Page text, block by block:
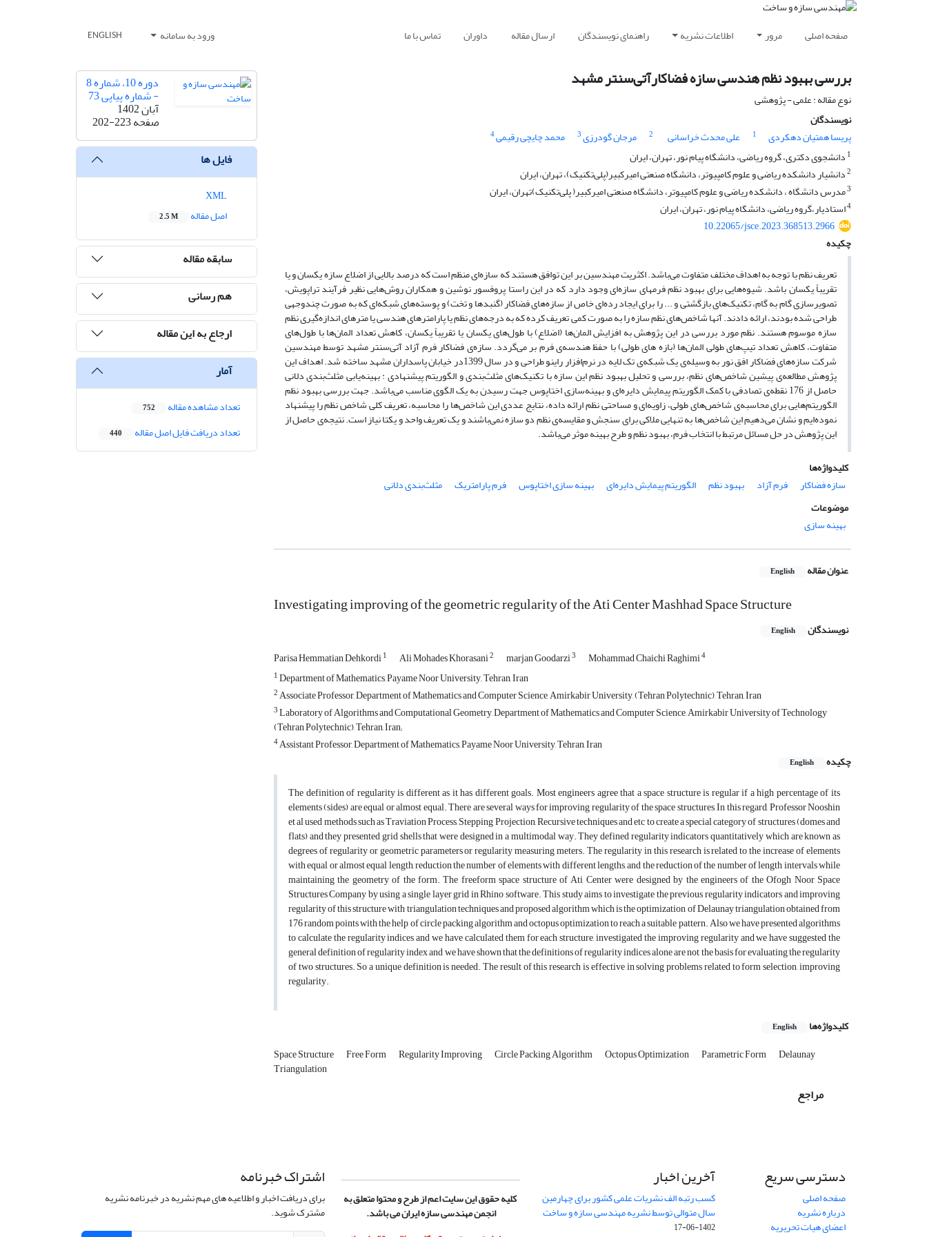
صفحه اصلی مرور اطلاعات نشریه راهنمای نویسندگان ارسال مقاله داوران تماس با ما ورود به سامانه ENGLISH
بررسی بهبود نظم هندسی سازه فضاکارآتی‌سنتر مشهد
نوع مقاله : علمی - پژوهشی
نویسندگان
پریسا همتیان دهکردی
1 علی محدث خراسانی 2 مرجان گودرزی3 محمد چایچی رقیمی4
1 دانشجوی دکتری، گروه ریاضی، دانشگاه پیام نور، تهران، ایران
2دانشیار دانشکده ریاضی و علوم کامپیوتر، دانشگاه صنعتی امیرکبیر(پلی‌تکنیک)، تهران، ایران
3مدرس دانشگاه ، دانشکده ریاضی و علوم کامپیوتر، دانشگاه صنعتی امیرکبیر( پلی‌تکنیک)تهران، ایران
4استادیار،گروه ریاضی، دانشگاه پیام نور، تهران، ایران
10.22065/jsce.2023.368513.2966
چکیده
تعریف نظم با توجه به اهداف مختلف متفاوت می‌باشد. اکثریت مهندسین بر این توافق هستند که سازه‌ای منظم است که درصد بالایی از اضلاع سازه یکسان و یا
تقریباً یکسان باشد. شیوه‌هایی برای بهبود نظم فرمهای سازه‌ای وجود دارد که در این راستا پروفسور نوشین و همکاران روش‌هایی نظیر فرآیند تراپویش،
تصویرسازی گام به گام، تکنیک‌های بازگشتی و ... را برای ایجاد رده‌ای خاص از سازه‌های فضاکار (گنبدها و تخت) و پوسته‌های شبکه‌ای که به صورت چندوجهی
طراحی شده بودند، ارائه دادند. آنها شاخص‌های نظم سازه را به صورت کمی تعریف کرده که به درجه‌های نظم یا پارامترهای هندسی یا مترهای اندازه‌گیری نظم
سازه موسوم هستند. نظم مورد بررسی در این پژوهش به افزایش المان‌ها (اضلاع) با طول‌های یکسان یا تقریباً یکسان، کاهش تعداد المان‌ها با طول‌های
متفاوت، کاهش تعداد تیپ‌های طولی المان‌ها (بازه های طولی) با حفظ هندسه‌ی فرم بر می‌گردد. سازه‌ی فضاکار فرم آزاد آتی‌سنتر مشهد توسط مهندسین
شرکت سازه‌های فضاکار افق نور به وسیله‌ی یک شبکه‌ی تک لایه در نرم‌افزار راینو طراحی و در سال 1399در خیابان پاسداران مشهد ساخته شد. اهداف این
پژوهش مطالعه‌ی پیشین شاخص‌های نظم، بررسی و تحلیل بهبود نظم این سازه با تکنیک‌های مثلث‌بندی و الگوریتم پیشنهادی : بهینه‌یابی مثلث‌بندی دلانی
حاصل از 176 نقطه‌ی تصادفی با کمک الگوریتم پیمایش دایره‌ای و بهینه‌سازی اختاپوس جهت رسیدن به یک الگوی مناسب می‌باشد. جهت بررسی بهبود نظم
الگوریتم‌هایی برای محاسبه‌ی شاخص‌های طولی، زاویه‌ای و مساحتی نظم ارائه داده، نتایج عددی این شاخص‌ها را محاسبه، تعریف کلی شاخص نظم را پیشنهاد
نموده‌ایم و نشان می‌دهیم این شاخص‌ها به تنهایی ملاکی برای سنجش و مقایسه‌ی نظم دو سازه نمی‌باشند و یک تعریف واحد و یکتا نیاز است. نتیجه‌ی حاصل از
این پژوهش در حل مسائل مرتبط با انتخاب فرم، بهبود نظم و طرح بهینه موثر می‌باشد.
کلیدواژه‌ها
سازه فضاکار
فرم آزاد بهبود نظم الگوریتم پیمایش دایره‌ای بهینه سازی اختاپوس فرم پارامتریک
مثلث‌بندی دلانی
موضوعات
بهینه سازی
عنوان مقاله English
Investigating improving of the geometric regularity of the Ati Center Mashhad Space Structure
نویسندگان English
Parisa Hemmatian Dehkordi1 Ali Mohades Khorasani2 marjan Goodarzi3 Mohammad Chaichi Raghimi4
1Department of Mathematics, Payame Noor University,, Tehran, Iran
2Associate Professor, Department of Mathematics and Computer Science, Amirkabir University, (Tehran Polytechnic), Tehran, Iran
3Laboratory of Algorithms and Computational Geometry, Department of Mathematics and Computer Science, Amirkabir University of Technology
(Tehran Polytechnic), Tehran, Iran;
4Assistant Professor, Department of Mathematics, Payame Noor University, Tehran, Iran
چکیده
English
The definition of regularity is different as it has different goals. Most engineers agree that a space structure is regular if a high percentage of its
elements (sides) are equal or almost equal. There are several ways for improving regularity of the space structures, In this regard, Professor Nooshin
et al used methods such as Traviation Process, Stepping Projection, Recursive techniques and etc to create a special category of structures (domes and
flats) and they presented grid shells that were designed in a multimodal way. They defined regularity indicators quantitatively which are known as
degrees of regularity or geometric parameters or regularity measuring meters. The regularity in this research is related to the increase of elements
with equal or almost equal length, reduction the number of elements with different lengths, and the reduction of the number of length intervals while
maintaining the geometry of the form. The freeform space structure of Ati Center were designed by the engineers of the Ofogh Noor Space
Structures Company by using a single layer grid in Rhino software. This study aims to investigate the previous regularity indicators and improving
regularity of this structure with triangulation techniques and proposed algorithm which is the optimization of Delaunay triangulation obtained from
176 random points with the help of circle packing algorithm and octopus optimization to reach a suitable pattern. Also we have presented algorithms
to calculate the regularity indices and we have calculated them for each structure, investigated the improving regularity and we have suggested the
general definition of regularity index and we have shown that the definitions of regularity indices alone are not the basis for evaluating the regularity
of two structures. So a unique definition is needed. The result of this research is effective in solving problems related to form selection, improving
regularity.
کلیدواژه‌ها English
Space Structure Free Form Regularity Improving Circle Packing Algorithm Octopus Optimization Parametric Form Delaunay
Triangulation
مراجع
دوره 10، شماره 8
- شماره پیاپی 73
آبان 1402
صفحه202-223
فایل ها
اصل مقاله
2.5 M
سابقه مقاله
هم رسانی
ارجاع به این مقاله
آمار
تعداد مشاهده مقاله 752
تعداد دریافت فایل اصل مقاله 440
دسترسی سریع
صفحه اصلی
درباره نشریه
اعضای هیات تحریریه
آخرین اخبار
کسب رتبه الف نشریات علمی کشور برای چهارمین
سال متوالی توسط نشریه مهندسی سازه و ساخت
1402-06-17
کلیه حقوق این سایت اعم از طرح و محتوا متعلق به
انجمن مهندسی سازه ایران می باشد.
اشتراک خبرنامه
برای دریافت اخبار و اطلاعیه های مهم نشریه در خبرنامه نشریه
مشترک شوید.